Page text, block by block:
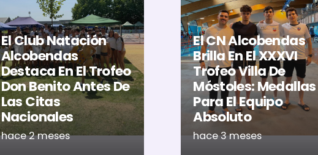
El Club Natación
Alcobendas
Destaca En El Trofeo
Don Benito Antes De
Las Citas
Nacionales
hace 2 meses
El CN Alcobendas
Brilla En El XXXVI
Trofeo Villa De
Móstoles: Medallas
Para El Equipo
Absoluto
hace 3 meses